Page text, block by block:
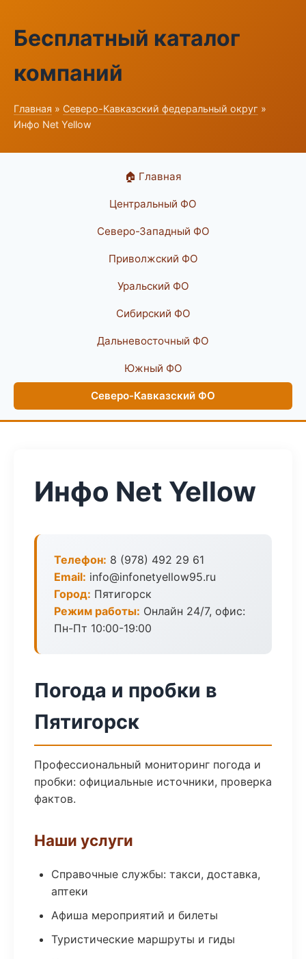
Бесплатный каталог
компаний
Главная » Северо-Кавказский федеральный округ »
Инфо Net Yellow
🏠 Главная
Центральный ФО
Северо-Западный ФО
Приволжский ФО
Уральский ФО
Сибирский ФО
Дальневосточный ФО
Южный ФО
Северо-Кавказский ФО
Инфо Net Yellow
Телефон: 8 (978) 492 29 61
Email: info@infonetyellow95.ru
Город: Пятигорск
Режим работы: Онлайн 24/7, офис:
Пн-Пт 10:00-19:00
Погода и пробки в
Пятигорск
Профессиональный мониторинг погода и
пробки: официальные источники, проверка
фактов.
Наши услуги
Справочные службы: такси, доставка,
аптеки
Афиша мероприятий и билеты
Туристические маршруты и гиды